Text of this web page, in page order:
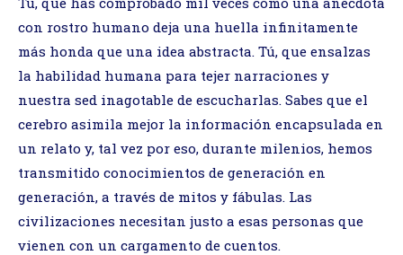
con rostro humano deja una huella infinitamente
más honda que una idea abstracta. Tú, que ensalzas
la habilidad humana para tejer narraciones y
nuestra sed inagotable de escucharlas. Sabes que el
cerebro asimila mejor la información encapsulada en
un relato y, tal vez por eso, durante milenios, hemos
transmitido conocimientos de generación en
generación, a través de mitos y fábulas. Las
civilizaciones necesitan justo a esas personas que
vienen con un cargamento de cuentos.